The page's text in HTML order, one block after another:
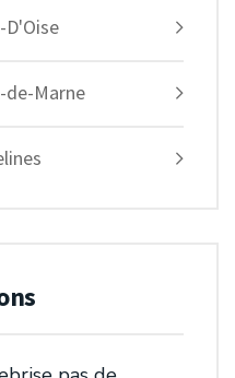
D'Oise
de-Marne